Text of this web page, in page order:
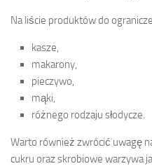
Na liście produktów do
kasze,
makarony,
pieczywo,
mąki,
różnego rodzaju słodycze.
Warto również zwrócić uwagę
cukru oraz skrobiowe warzywa